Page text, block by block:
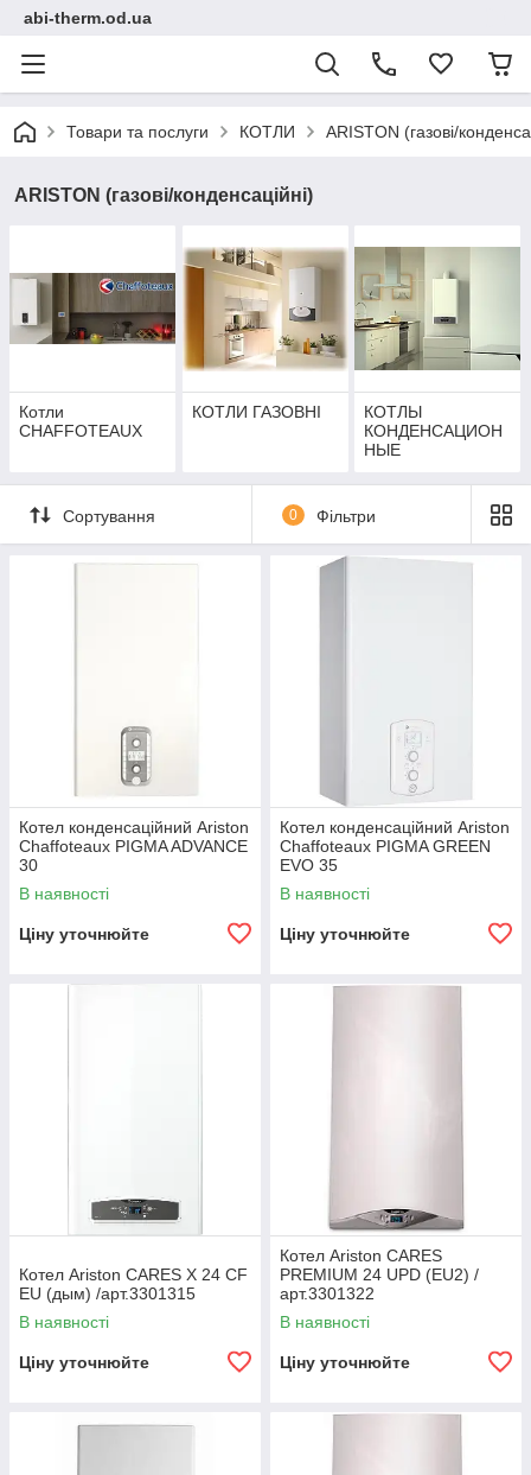
abi-therm.od.ua
Товари та послуги КОТЛИ ARISTON (газові/
ARISTON (газові/конденсаційні)
Котли
CHAFFOTEAUX
КОТЛИ ГАЗОВНІ
КОТЛЫ
КОНДЕНСАЦИОН
НЫЕ
Сортування 0 Фільтри
Котел конденсаційний Ariston
Chaffoteaux PIGMA ADVANCE
30
В наявності
Ціну уточнюйте
Котел конденсаційний Ariston
Chaffoteaux PIGMA GREEN
EVO 35
В наявності
Ціну уточнюйте
Котел Ariston CARES X 24 CF
EU (дым) /арт.3301315
В наявності
Ціну уточнюйте
Котел Ariston CARES
PREMIUM 24 UPD (EU2) /
арт.3301322
В наявності
Ціну уточнюйте